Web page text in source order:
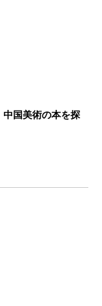
国美術の本を探